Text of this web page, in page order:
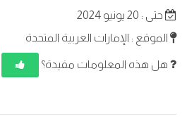
حتى : 20 يونيو 2024
الموقع : الإمارات العربية المتحدة
هل هذه المعلومات مفيدة؟